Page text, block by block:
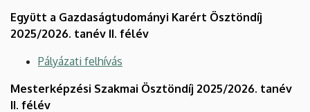
Együtt a Gazdaságtudományi Karért Ösztöndíj
2025/2026. tanév II. félév
Pályázati felhívás
Mesterképzési Szakmai Ösztöndíj 2025/2026. tanév
II. félév